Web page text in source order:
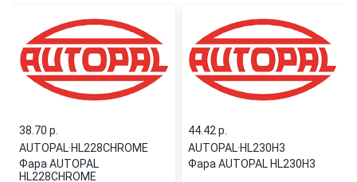
38.70 p.
AUTOPAL·HL228CHROME
Фара AUTOPAL
HL228CHROME
44.42 p.
AUTOPAL·HL230H3
Фара AUTOPAL HL230H3